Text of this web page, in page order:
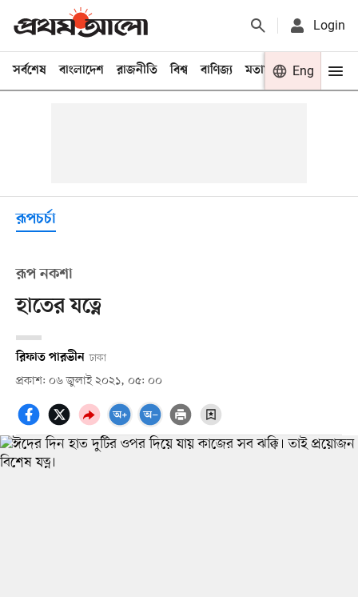
Login
সর্বশেষ বাংলাদেশ রাজনীতি বিশ্ব বাণিজ্য মতামত খেলা
Eng
রূপচর্চা
রূপ নকশা
হাতের যত্নে
রিফাত পারভীন ঢাকা
প্রকাশ: ০৬ জুলাই ২০২১, ০৫: ০০